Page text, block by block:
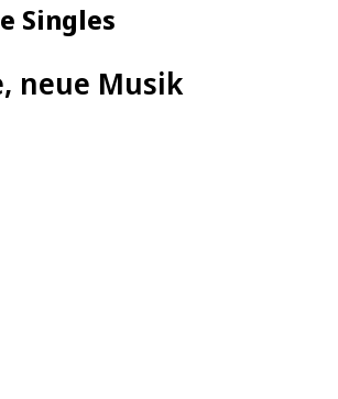
Singles
neue Musik